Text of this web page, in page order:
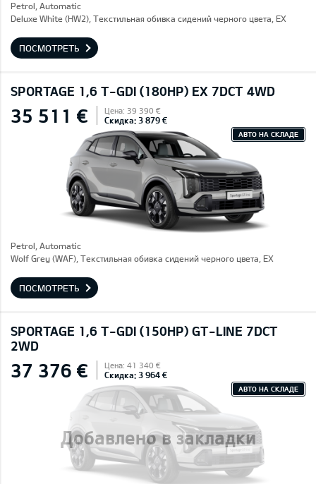
Petrol, Automatic
Deluxe White (HW2), Текстильная обивка сидений черного цвета, EX
ПОСМОТРЕТЬ
SPORTAGE 1,6 T-GDI (180HP) EX 7DCT 4WD
35 511 € Цена: 39 390 €
Скидка: 3 879 €
АВТО НА СКЛАДЕ
Petrol, Automatic
Wolf Grey (WAF), Текстильная обивка сидений черного цвета, EX
ПОСМОТРЕТЬ
SPORTAGE 1,6 T-GDI (150HP) GT-LINE 7DCT
2WD
Добавлено в закладки
37 376 € Цена: 41 340 €
Скидка: 3 964 €
АВТО НА СКЛАДЕ